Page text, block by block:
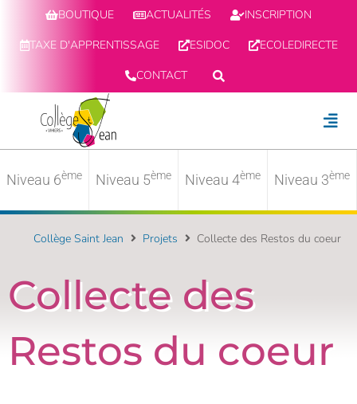
BOUTIQUE ACTUALITÉS
INSCRIPTION
TAXE D'APPRENTISSAGE
ESIDOC
ECOLEDIRECTE
CONTACT
Niveau 6ème Niveau 5ème Niveau 4ème Niveau 3ème
Collège Saint Jean Projets Collecte des Restos du coeur
Collecte des
Restos du coeur